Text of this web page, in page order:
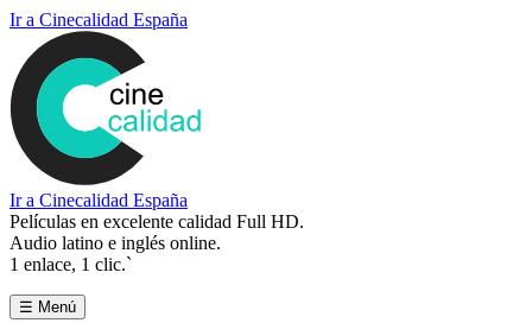
Ir a Cinecalidad España
Ir a Cinecalidad España
Películas en excelente calidad Full HD.
Audio latino e inglés online.
1 enlace, 1 clic.`
☰ Menú